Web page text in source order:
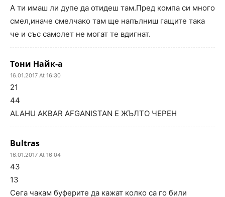
А ти имаш ли дупе да отидеш там.Пред компа си много
смел,иначе смелчако там ще напълниш гащите така
че и със самолет не могат те вдигнат.
Тони Найк-а
16.01.2017 At 16:30
21
44
ALAHU AKBAR AFGANISTAN Е ЖЪЛТО ЧЕРЕН
Bultras
16.01.2017 At 16:04
43
13
Сега чакам буферите да кажат колко са го били